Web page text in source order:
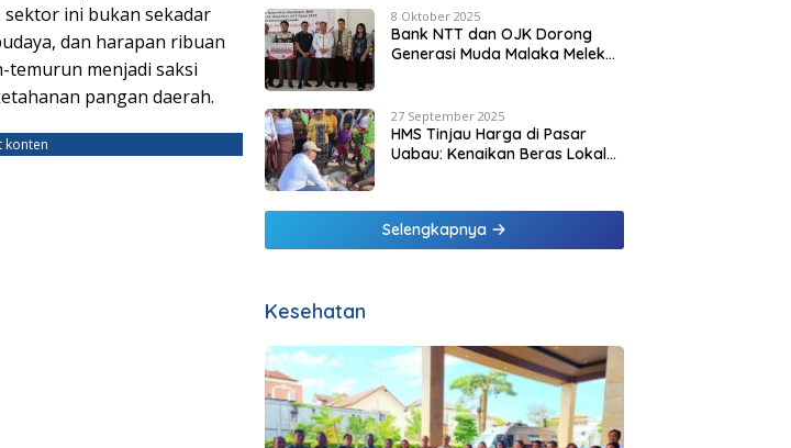
sektor ini bukan sekadar
dan harapan ribuan
menjadi saksi
pangan daerah.
konten
8 Oktober 2025
Bank NTT dan OJK Dorong
Generasi Muda Malaka Melek
27 September 2025
HMS Tinjau Harga di Pasar
Uabau: Kenaikan Beras Lokal
Selengkapnya
Kesehatan